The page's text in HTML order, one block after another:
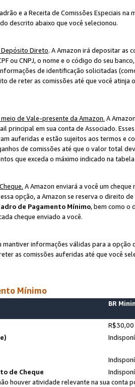
e a Receita de Comissões Especiais
descrito abaixo que você selecionou.
Direto. A Amazon irá depositar as
ou CNPJ, o nome e o código do seu
de identificação solicitadas
de reter as comissões até que você
de Vale-presente da Amazon. A
principal em sua conta de Associado.
auferidas e estão sujeitos aos termos e
de comissões até que o valor total
que exceda o máximo indicado na
A Amazon enviará a você um
opção, a Amazon se reserva o direito
de Pagamento Mínimo, bem como o
cheque enviado a você.
mantiver informações válidas para a
as comissões auferidas até que você
Mínimo
BR
R$30,00
de Cheque
houver atividade relevante na sua conta